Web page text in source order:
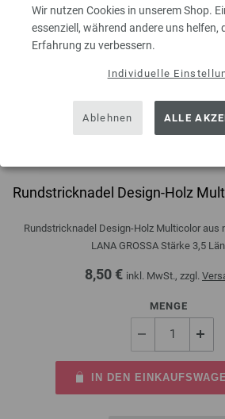
Wir nutzen Cookies in unserem Shop.
essenziell, während andere uns helfen,
Erfahrung zu verbessern.
Individuelle
Ablehnen ALLE
Rundstricknadel Design-Holz
Rundstricknadel Design-Holz Multicolor aus
LANA GROSSA Stärke 3,5
8,50 € inkl. MwSt., zzgl.
MENGE
IN DEN